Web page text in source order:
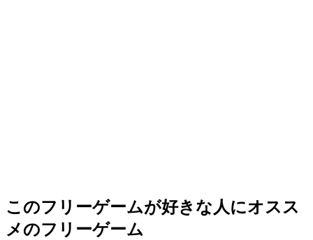
このフリーゲームが好きな人にオスス
メのフリーゲーム